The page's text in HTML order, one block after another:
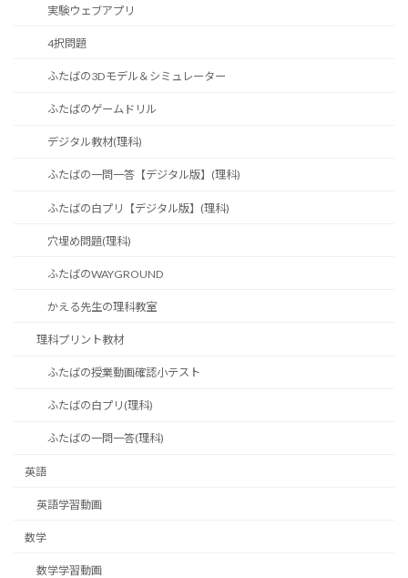
実験ウェブアプリ
4択問題
ふたばの3Dモデル＆シミュレーター
ふたばのゲームドリル
デジタル教材(理科)
ふたばの一問一答【デジタル版】(理科)
ふたばの白プリ【デジタル版】(理科)
穴埋め問題(理科)
ふたばのWAYGROUND
かえる先生の理科教室
理科プリント教材
ふたばの授業動画確認小テスト
ふたばの白プリ(理科)
ふたばの一問一答(理科)
英語
英語学習動画
数学
数学学習動画